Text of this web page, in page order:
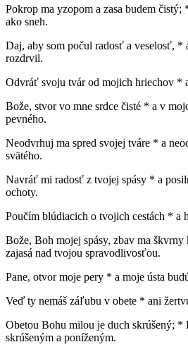
Pokrop ma yzopom a zasa budem čistý;
ako sneh.
Daj, aby som počul radosť a veselosť, *
rozdrvil.
Odvráť svoju tvár od mojich hriechov *
Bože, stvor vo mne srdce čisté * a v
pevného.
Neodvrhuj ma spred svojej tváre * a
svätého.
Navráť mi radosť z tvojej spásy * a
ochoty.
Poučím blúdiacich o tvojich cestách * a
Bože, Boh mojej spásy, zbav ma
zajasá nad tvojou spravodlivosťou.
Pane, otvor moje pery * a moje ústa
Veď ty nemáš záľubu v obete * ani
Obetou Bohu milou je duch skrúšený; *
skrúšeným a poníženým.